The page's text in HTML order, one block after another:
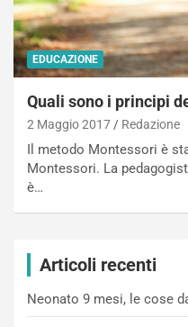
EDUCAZIONE
Quali sono i principi
2 Maggio 2017 Redazione
Il metodo Montessori è
Montessori. La
è…
Articoli recenti
Neonato 9 mesi, le cose